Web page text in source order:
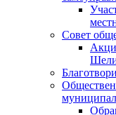
Совет